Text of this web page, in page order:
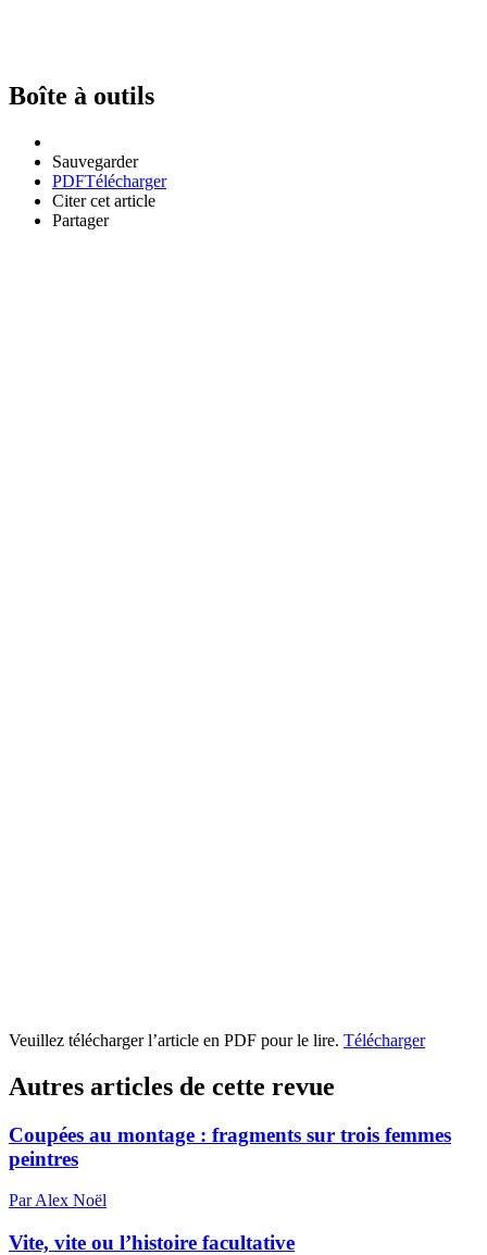
Boîte à outils
Sauvegarder
PDFTélécharger
Citer cet article
Partager
Veuillez télécharger l’article en PDF pour le lire. Télécharger
Autres articles de cette revue
Coupées au montage : fragments sur trois femmes
peintres
Par Alex Noël
Vite, vite ou l’histoire facultative